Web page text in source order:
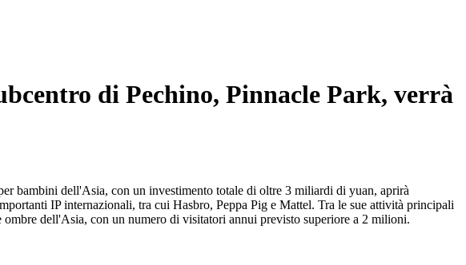
di Pechino, Pinnacle Park, verrà
bambini dell'Asia, con un investimento totale di oltre 3 miliardi di yuan, aprirà
IP internazionali, tra cui Hasbro, Peppa Pig e Mattel. Tra le sue attività principali
dell'Asia, con un numero di visitatori annui previsto superiore a 2 milioni.